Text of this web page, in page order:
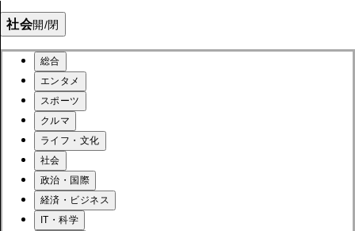
社会開/閉
総合
エンタメ
スポーツ
クルマ
ライフ・文化
社会
政治・国際
経済・ビジネス
IT・科学